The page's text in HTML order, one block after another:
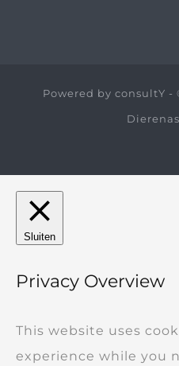
Powered by consultY -
Sluiten
Privacy Overview
This website uses
experience while you